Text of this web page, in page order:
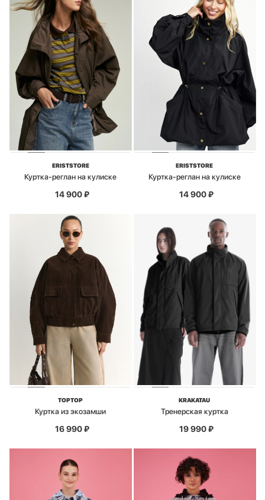
ERISTSTORE
Куртка-реглан на кулиске
14 900₽
ERISTSTORE
Куртка-реглан на кулиске
14 900₽
TOPTOP
Куртка из экозамши
16 990₽
KRAKATAU
Тренерская куртка
19 990₽